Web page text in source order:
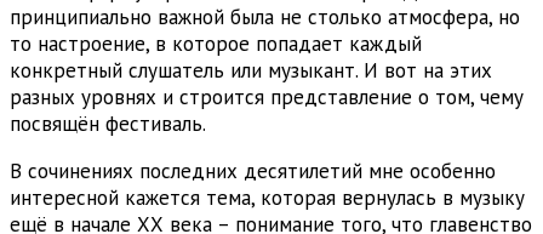
принципиально важной была не столько атмосфера, но
то настроение, в которое попадает каждый
конкретный слушатель или музыкант. И вот на этих
разных уровнях и строится представление о том, чему
посвящён фестиваль.
В сочинениях последних десятилетий мне особенно
интересной кажется тема, которая вернулась в музыку
ещё в начале ХХ века – понимание того, что главенство